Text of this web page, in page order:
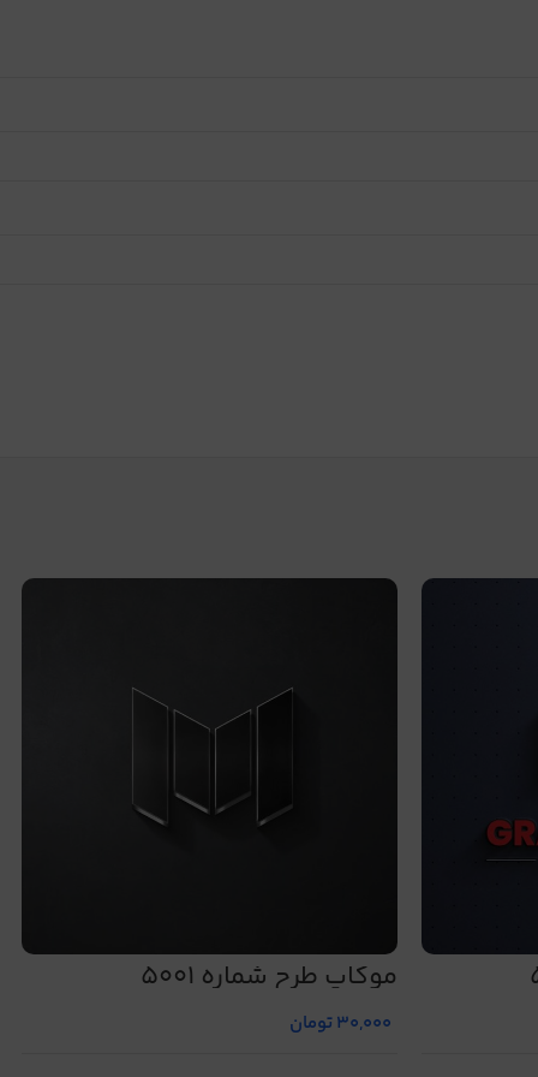
موکاپ طرح شماره 5001
30,000تومان